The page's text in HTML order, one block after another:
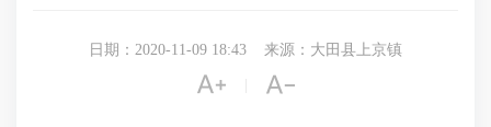
日期：2020-11-09 18:43 来源：大田县上京镇
 